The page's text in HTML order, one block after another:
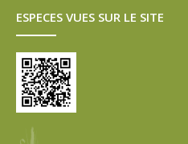
ESPECES VUES SUR LE SITE